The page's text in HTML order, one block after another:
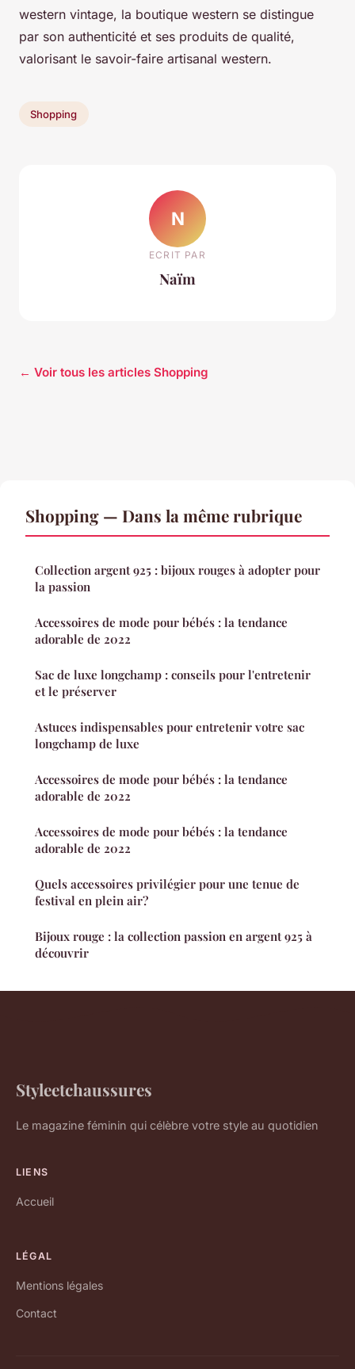
western vintage, la boutique western se distingue
par son authenticité et ses produits de qualité,
valorisant le savoir-faire artisanal western.
Shopping
N
ECRIT PAR
Naïm
← Voir tous les articles Shopping
Shopping — Dans la même rubrique
Collection argent 925 : bijoux rouges à adopter pour
la passion
Accessoires de mode pour bébés : la tendance
adorable de 2022
Sac de luxe longchamp : conseils pour l'entretenir
et le préserver
Astuces indispensables pour entretenir votre sac
longchamp de luxe
Accessoires de mode pour bébés : la tendance
adorable de 2022
Accessoires de mode pour bébés : la tendance
adorable de 2022
Quels accessoires privilégier pour une tenue de
festival en plein air?
Bijoux rouge : la collection passion en argent 925 à
découvrir
Styleetchaussures
Le magazine féminin qui célèbre votre style au quotidien
LIENS
Accueil
LÉGAL
Mentions légales
Contact